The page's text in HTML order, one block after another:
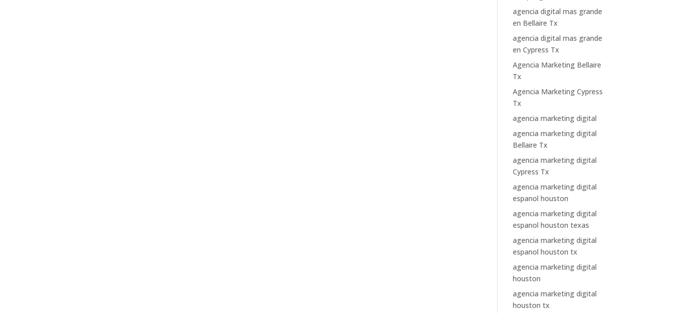
agencia digital mas grande
en Bellaire Tx
agencia digital mas grande
en Cypress Tx
Agencia Marketing Bellaire
Tx
Agencia Marketing Cypress
Tx
agencia marketing digital
agencia marketing digital
Bellaire Tx
agencia marketing digital
Cypress Tx
agencia marketing digital
espanol houston
agencia marketing digital
espanol houston texas
agencia marketing digital
espanol houston tx
agencia marketing digital
houston
agencia marketing digital
houston tx